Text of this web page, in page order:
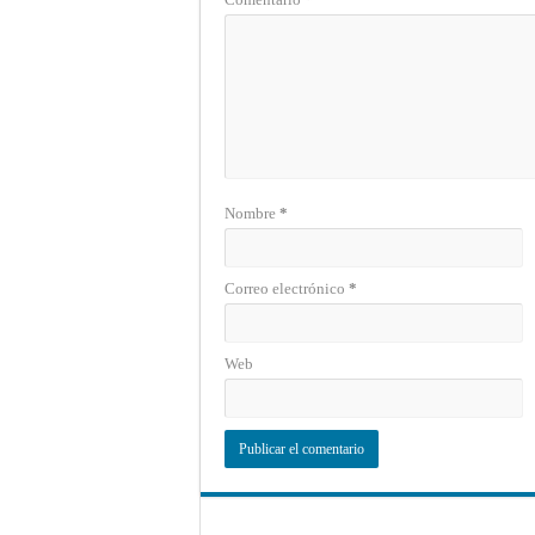
Nombre *
Correo electrónico *
Web